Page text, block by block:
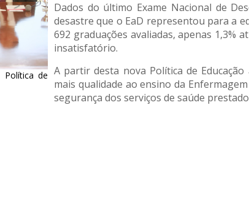
Política de
Dados do último Exame Nacional de
desastre que o EaD representou para a
692 graduações avaliadas, apenas 1,3%
insatisfatório.
A partir desta nova Política de
mais qualidade ao ensino da
segurança dos serviços de saúde